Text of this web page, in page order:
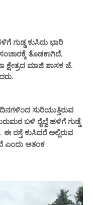
ಗುಡ್ಡ ಕುಸಿದು ಭಾರಿ
ತೊಡಕಾಗಿದೆ.
ಕ್ಷೇತ್ರದ ಮಾಜಿ ಶಾಸಕ ಜೆ.
ಸುರಿಯುತ್ತಿರುವ
ಬಳಿ ರೈಲ್ವೆ ಹಳಿಗೆ ಗುಡ್ಡೆ
ಈ ರಸ್ತೆ ಕುಸಿದರೆ ಅಲ್ಲಿರುವ
ಎಂದು ಆತಂಕ